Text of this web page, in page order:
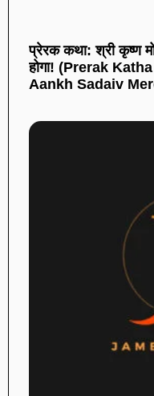
प्रेरक कथा: श्री कृष्ण
होगा! (Prerak
Aankh Sadaiv